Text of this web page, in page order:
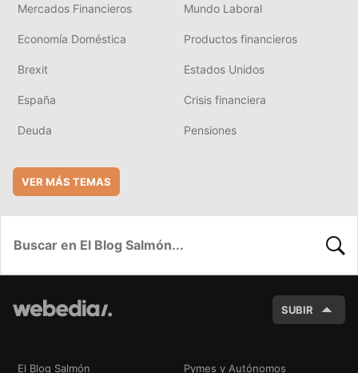
Mercados Financieros Mundo Laboral
Economía Doméstica Productos financieros
Brexit Estados Unidos
España Crisis financiera
Deuda Pensiones
VER MÁS TEMAS
SUBIR
El Blog Salmón Pymes y Autónomos